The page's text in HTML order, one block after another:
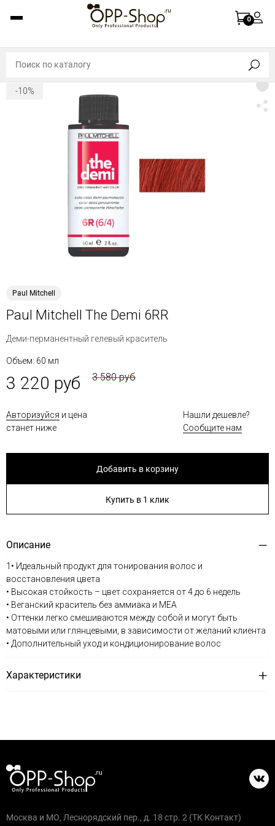
0
-10%
Paul Mitchell
Paul Mitchell The Demi 6RR
Деми-перманентный гелевый краситель
Объем: 60 мл
3 220 руб 3 580 руб
Авторизуйся и цена
станет ниже
Нашли дешевле?
Сообщите нам
Добавить в корзину
Купить в 1 клик
Описание
1• Идеальный продукт для тонирования волос и
восстановления цвета
• Высокая стойкость – цвет сохраняется от 4 до 6 недель
• Веганский краситель без аммиака и MEA
• Оттенки легко смешиваются между собой и могут быть
матовыми или глянцевыми, в зависимости от желаний клиента
• Дополнительный уход и кондиционирование волос
Характеристики
Москва и МО, Леснорядский пер., д. 18 стр. 2 (ТК Контакт)